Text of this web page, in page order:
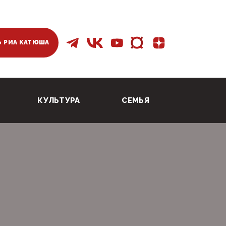
РИА КАТЮША
КУЛЬТУРА СЕМЬЯ